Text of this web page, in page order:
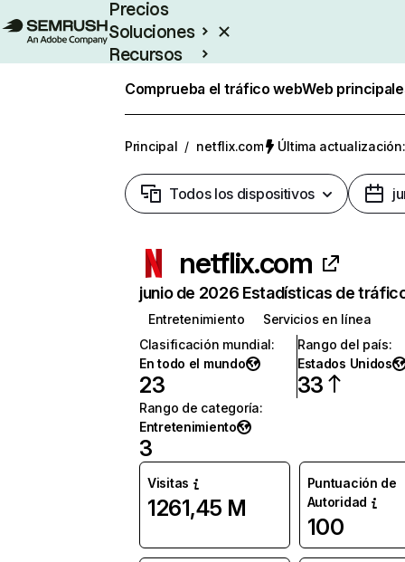
Precios
Soluciones
Recursos
Comprueba el tráfico webWeb
Principal / netflix.com Última
Todos los dispositivos
netflix.com
junio de 2026 Estadísticas de
Entretenimiento
Servicios en línea
Clasificación mundial:
En todo el mundo
23
Rango del país:
Estados Unidos
33
Rango de categoría:
Entretenimiento
3
Visitas
1261,45 M
Puntuación de
Autoridad
100